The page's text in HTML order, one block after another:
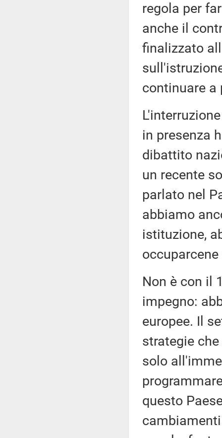
regola per
anche il
finalizzato
continuare a
in presenza
dibattito
un recente
parlato nel
abbiamo
istituzione,
Non è con il
impegno:
europee. Il
strategie
solo
questo